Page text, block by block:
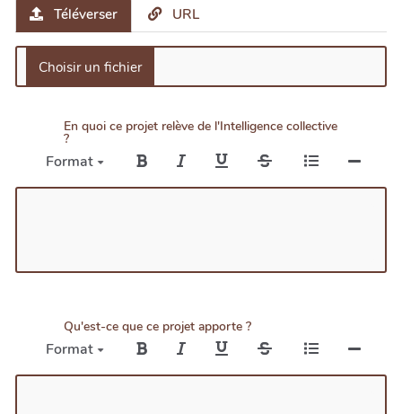
Téléverser URL
En quoi ce projet relève de l'Intelligence collective
?
Format
Qu'est-ce que ce projet apporte ?
Format